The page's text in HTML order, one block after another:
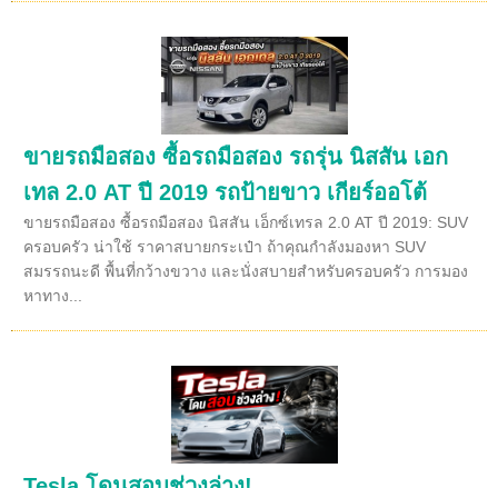
ขายรถมือสอง ซื้อรถมือสอง รถรุ่น นิสสัน เอก
เทล 2.0 AT ปี 2019 รถป้ายขาว เกียร์ออโต้
ขายรถมือสอง ซื้อรถมือสอง นิสสัน เอ็กซ์เทรล 2.0 AT ปี 2019: SUV
ครอบครัว น่าใช้ ราคาสบายกระเป๋า ถ้าคุณกำลังมองหา SUV
สมรรถนะดี พื้นที่กว้างขวาง และนั่งสบายสำหรับครอบครัว การมอง
หาทาง...